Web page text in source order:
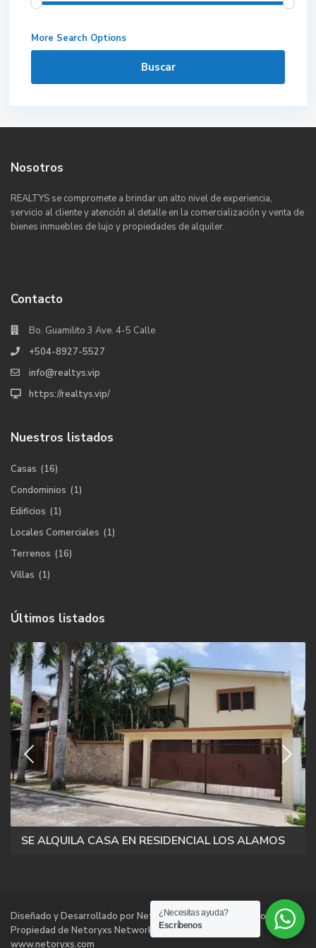
More Search Options
Buscar
Nosotros
REALTYS se compromete a brindar un alto nivel de experiencia,
servicio al cliente y atención al detalle en la comercialización y venta de
bienes inmuebles de lujo y propiedades de alquiler.
Contacto
Bo. Guamilito 3 Ave. 4-5 Calle
+504-8927-5527
info@realtys.vip
https://realtys.vip/
Nuestros listados
Casas (16)
Condominios (1)
Edificios (1)
Locales Comerciales (1)
Terrenos (16)
Villas (1)
Últimos listados
SE ALQUILA CASA EN RESIDENCIAL LOS ALAMOS
Diseñado y Desarrollado por Netoryxs Networks Technologies |
Propiedad de Netoryxs Networks Technologies |
www.netoryxs.com
¿Necesitas ayuda?
Escríbenos